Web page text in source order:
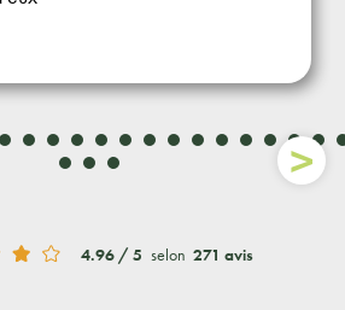
4.96 / 5 selon 271 avis